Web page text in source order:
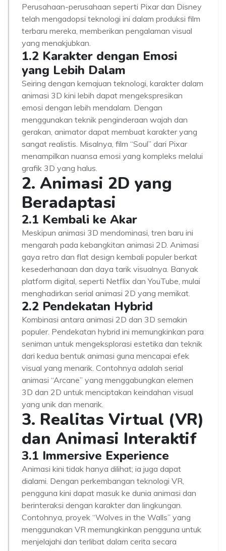
Perusahaan-perusahaan seperti Pixar dan Disney
telah mengadopsi teknologi ini dalam produksi film
terbaru mereka, memberikan pengalaman visual
yang menakjubkan.
1.2 Karakter dengan Emosi
yang Lebih Dalam
Seiring dengan kemajuan teknologi, karakter dalam
animasi 3D kini lebih dapat mengekspresikan
emosi dengan lebih mendalam. Dengan
menggunakan teknik penginderaan wajah dan
gerakan, animator dapat membuat karakter yang
sangat realistis. Misalnya, film “Soul” dari Pixar
menampilkan nuansa emosi yang kompleks melalui
grafik 3D yang halus.
2. Animasi 2D yang
Beradaptasi
2.1 Kembali ke Akar
Meskipun animasi 3D mendominasi, tren baru ini
mengarah pada kebangkitan animasi 2D. Animasi
gaya retro dan flat design kembali populer berkat
kesederhanaan dan daya tarik visualnya. Banyak
platform digital, seperti Netflix dan YouTube, mulai
menghadirkan serial animasi 2D yang memikat.
2.2 Pendekatan Hybrid
Kombinasi antara animasi 2D dan 3D semakin
populer. Pendekatan hybrid ini memungkinkan para
seniman untuk mengeksplorasi estetika dan teknik
dari kedua bentuk animasi guna mencapai efek
visual yang menarik. Contohnya adalah serial
animasi “Arcane” yang menggabungkan elemen
3D dan 2D untuk menciptakan keindahan visual
yang unik dan menarik.
3. Realitas Virtual (VR)
dan Animasi Interaktif
3.1 Immersive Experience
Animasi kini tidak hanya dilihat; ia juga dapat
dialami. Dengan perkembangan teknologi VR,
pengguna kini dapat masuk ke dunia animasi dan
berinteraksi dengan karakter dan lingkungan.
Contohnya, proyek “Wolves in the Walls” yang
menggunakan VR memungkinkan pengguna untuk
menjelajahi dan terlibat dalam cerita secara